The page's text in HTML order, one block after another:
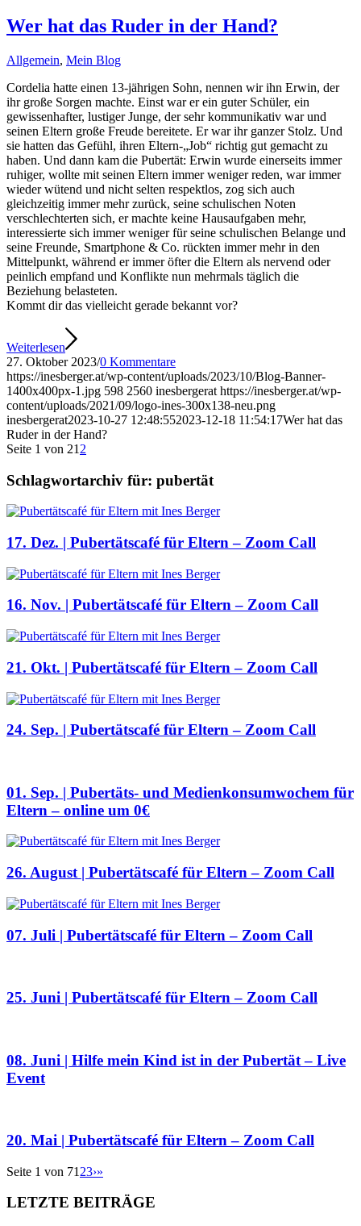
Wer hat das Ruder in der Hand?
Allgemein, Mein Blog
Cordelia hatte einen 13-jährigen Sohn, nennen wir ihn Erwin, der
ihr große Sorgen machte. Einst war er ein guter Schüler, ein
gewissenhafter, lustiger Junge, der sehr kommunikativ war und
seinen Eltern große Freude bereitete. Er war ihr ganzer Stolz. Und
sie hatten das Gefühl, ihren Eltern-„Job“ richtig gut gemacht zu
haben. Und dann kam die Pubertät: Erwin wurde einerseits immer
ruhiger, wollte mit seinen Eltern immer weniger reden, war immer
wieder wütend und nicht selten respektlos, zog sich auch
gleichzeitig immer mehr zurück, seine schulischen Noten
verschlechterten sich, er machte keine Hausaufgaben mehr,
interessierte sich immer weniger für seine schulischen Belange und
seine Freunde, Smartphone & Co. rückten immer mehr in den
Mittelpunkt, während er immer öfter die Eltern als nervend oder
peinlich empfand und Konflikte nun mehrmals täglich die
Beziehung belasteten.
Kommt dir das vielleicht gerade bekannt vor?
Weiterlesen
27. Oktober 2023/0 Kommentare
https://inesberger.at/wp-content/uploads/2023/10/Blog-Banner-
1400x400px-1.jpg 598 2560 inesbergerat https://inesberger.at/wp-
content/uploads/2021/09/logo-ines-300x138-neu.png
inesbergerat2023-10-27 12:48:552023-12-18 11:54:17Wer hat das
Ruder in der Hand?
Seite 1 von 21 2
Schlagwortarchiv für: pubertät
17. Dez. | Pubertätscafé für Eltern – Zoom Call
16. Nov. | Pubertätscafé für Eltern – Zoom Call
21. Okt. | Pubertätscafé für Eltern – Zoom Call
24. Sep. | Pubertätscafé für Eltern – Zoom Call
01. Sep. | Pubertäts- und Medienkonsumwochem für
Eltern – online um 0€
26. August | Pubertätscafé für Eltern – Zoom Call
07. Juli | Pubertätscafé für Eltern – Zoom Call
25. Juni | Pubertätscafé für Eltern – Zoom Call
08. Juni | Hilfe mein Kind ist in der Pubertät – Live
Event
20. Mai | Pubertätscafé für Eltern – Zoom Call
Seite 1 von 71 23›»
LETZTE BEITRÄGE